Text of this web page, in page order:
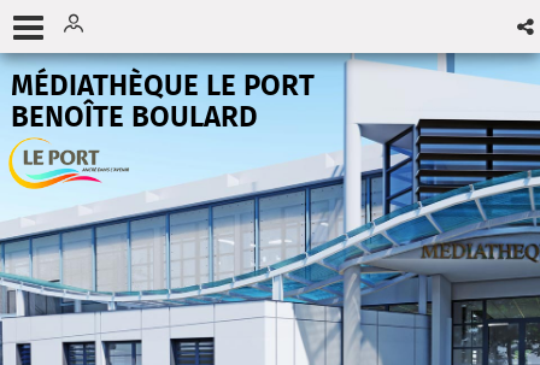
MÉDIATHÈQUE LE PORT
BENOÎTE BOULARD